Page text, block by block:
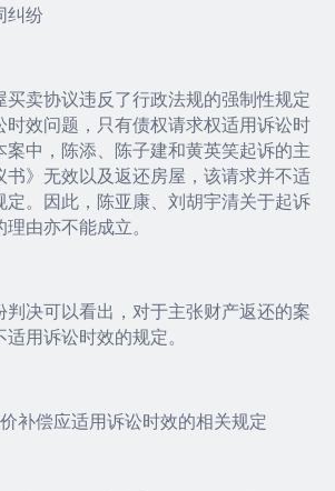
纠纷
卖协议违反了行政法规的强制性规定
时效问题，只有债权请求权适用诉讼时
中，陈添、陈子建和黄英笑起诉的主
书》无效以及返还房屋，该请求并不适
定。因此，陈亚康、刘胡宇清关于起诉
由亦不能成立。
判决可以看出，对于主张财产返还的案
用诉讼时效的规定。
补偿应适用诉讼时效的相关规定